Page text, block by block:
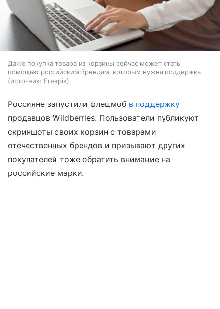
Даже покупка товара из корзины сейчас может стать
помощью российским брендам, которым нужна поддержка
источник: Freepik
Россияне запустили флешмоб в поддержку
продавцов Wildberries. Пользователи публикуют
скриншоты своих корзин с товарами
отечественных брендов и призывают других
покупателей тоже обратить внимание на
российские марки.